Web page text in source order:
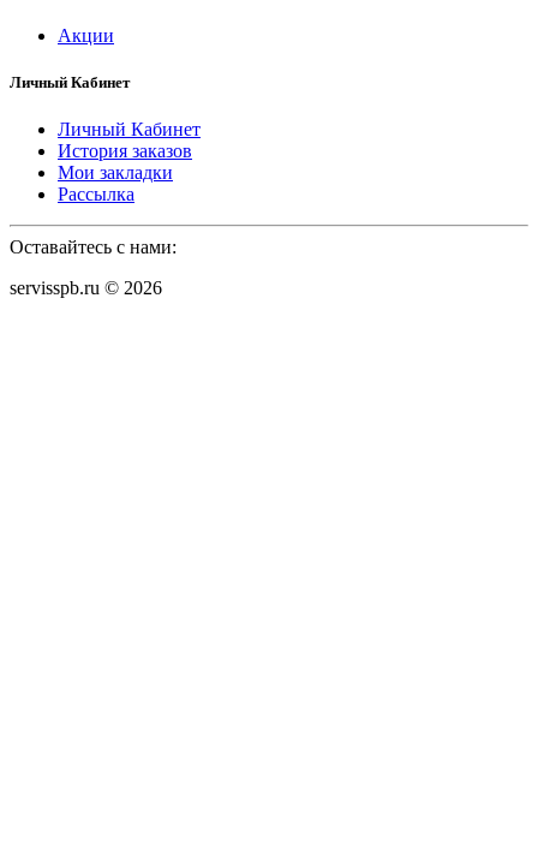
Акции
Личный Кабинет
Личный Кабинет
История заказов
Мои закладки
Рассылка
Оставайтесь с нами:
servisspb.ru © 2026